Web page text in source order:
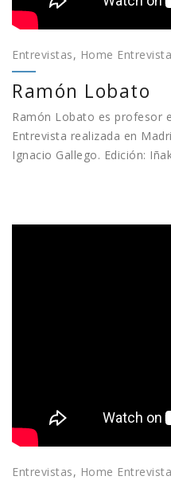
Entrevistas, Home
Ramón Lobato
Ramón Lobato es profesor
Entrevista realizada en
Ignacio Gallego. Edición:
Entrevistas, Home